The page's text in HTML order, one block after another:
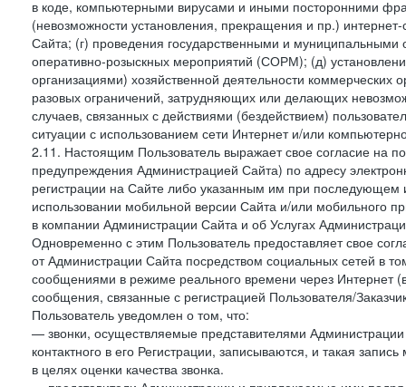
в коде, компьютерными вирусами и иными посторонними
(невозможности установления, прекращения и пр.)
Сайта; (г) проведения государственными и
оперативно-розыскных мероприятий (СОРМ); (д)
организациями) хозяйственной деятельности коммерческих
разовых ограничений, затрудняющих или делающих
случаев, связанных с действиями (бездействием)
ситуации с использованием сети Интернет и/или
2.11. Настоящим Пользователь выражает свое согласие на
предупреждения Администрацией Сайта) по адресу
регистрации на Сайте либо указанным им при
использовании мобильной версии Сайта и/или мобильного
в компании Администрации Сайта и об Услугах
Одновременно с этим Пользователь предоставляет свое
от Администрации Сайта посредством социальных сетей в
сообщениями в режиме реального времени через Интернет
сообщения, связанные с регистрацией Пользователя/
Пользователь уведомлен о том, что:
— звонки, осуществляемые представителями
контактного в его Регистрации, записываются, и такая
в целях оценки качества звонка.